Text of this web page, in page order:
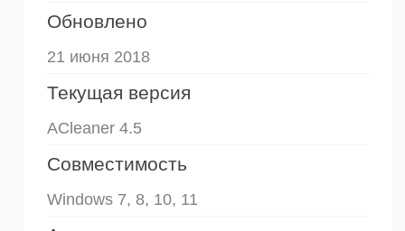
Обновлено
21 июня 2018
Текущая версия
ACleaner 4.5
Совместимость
Windows 7, 8, 10, 11